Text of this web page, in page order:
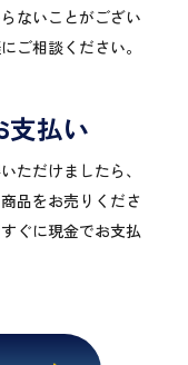
ないことがござい
ご相談ください。
支払い
ただけましたら、
品をお売りくださ
ぐに現金でお支払